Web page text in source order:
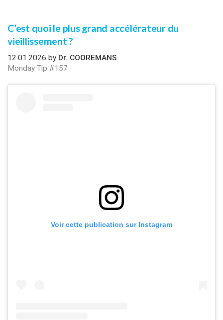
C’est quoi le plus grand accélérateur du
vieillissement ?
12.01.2026 by Dr. COOREMANS
Monday Tip #157
Voir cette publication sur Instagram